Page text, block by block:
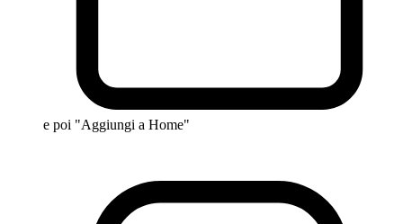
e poi "Aggiungi a Home"